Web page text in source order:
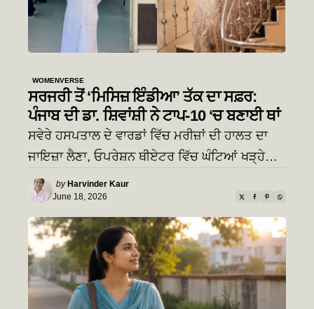
WOMENVERSE
ਸਰਜਰੀ ਤੋਂ ‘ਮਿਸਿਜ਼ ਇੰਡੀਆ’ ਤੱਕ ਦਾ ਸਫ਼ਰ:
ਪੰਜਾਬ ਦੀ ਡਾ. ਸ਼ਿਵਾਂਸ਼ੀ ਨੇ ਟਾਪ-10 ‘ਚ ਬਣਾਈ ਥਾਂ
ਸਵੇਰੇ ਹਸਪਤਾਲ ਦੇ ਵਾਰਡਾਂ ਵਿੱਚ ਮਰੀਜ਼ਾਂ ਦੀ ਹਾਲਤ ਦਾ
ਜਾਇਜ਼ਾ ਲੈਣਾ, ਓਪਰੇਸ਼ਨ ਥੀਏਟਰ ਵਿੱਚ ਘੰਟਿਆਂ ਖੜ੍ਹੇ…
Posted
by
by Harvinder Kaur
June 18, 2026